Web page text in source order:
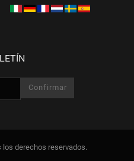
derechos reservados.